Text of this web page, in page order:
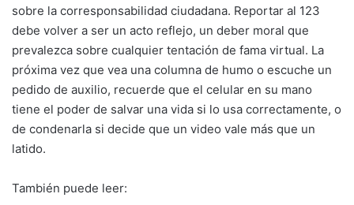
sobre la corresponsabilidad ciudadana. Reportar al 123
debe volver a ser un acto reflejo, un deber moral que
prevalezca sobre cualquier tentación de fama virtual. La
próxima vez que vea una columna de humo o escuche un
pedido de auxilio, recuerde que el celular en su mano
tiene el poder de salvar una vida si lo usa correctamente, o
de condenarla si decide que un video vale más que un
latido.
También puede leer: